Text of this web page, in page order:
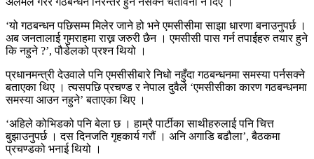
‘यो गठबन्धन पछिसम्म मिलेर जाने हो भने एमसीसीमा साझा धारणा बनाउनुपर्छ ।
अब जनतालाई गुमराहमा राख्न जरुरी छैन । एमसीसी पास गर्न तपाईहरु तयार हुने
कि नहुने ?’, पौडेलको प्रश्न थियो ।
प्रधानमन्त्री देउवाले पनि एमसीसीबारे निधो नहुँदा गठबन्धनमा समस्या पर्नसक्ने
बताएका थिए । त्यसपछि प्रचण्ड र नेपाल दुवैले ‘एमसीसीका कारण गठबन्धनमा
समस्या आउन नहुने’ बताएका थिए ।
‘अहिले कोभिडको पनि बेला छ । हाम्रै पार्टीका साथीहरुलाई पनि चित्त
बुझाउनुपर्छ । दस दिनजति गृहकार्य गरौं । अनि अगाडि बढौला’, बैठकमा
प्रचण्डको भनाई थियो ।